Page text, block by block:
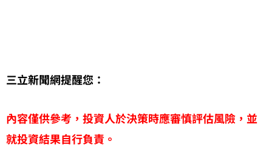
三立新聞網提醒您：
內容僅供參考，投資人於決策時應審慎評估風險，並
就投資結果自行負責。